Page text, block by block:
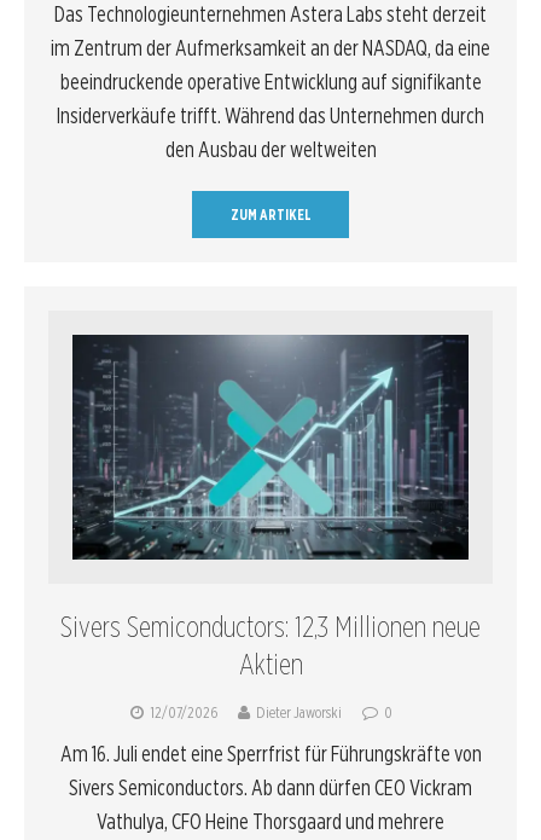
Das Technologieunternehmen Astera Labs steht derzeit
im Zentrum der Aufmerksamkeit an der NASDAQ, da eine
beeindruckende operative Entwicklung auf signifikante
Insiderverkäufe trifft. Während das Unternehmen durch
den Ausbau der weltweiten
ZUM ARTIKEL
Sivers Semiconductors: 12,3 Millionen neue
Aktien
12/07/2026 Dieter Jaworski 0
Am 16. Juli endet eine Sperrfrist für Führungskräfte von
Sivers Semiconductors. Ab dann dürfen CEO Vickram
Vathulya, CFO Heine Thorsgaard und mehrere